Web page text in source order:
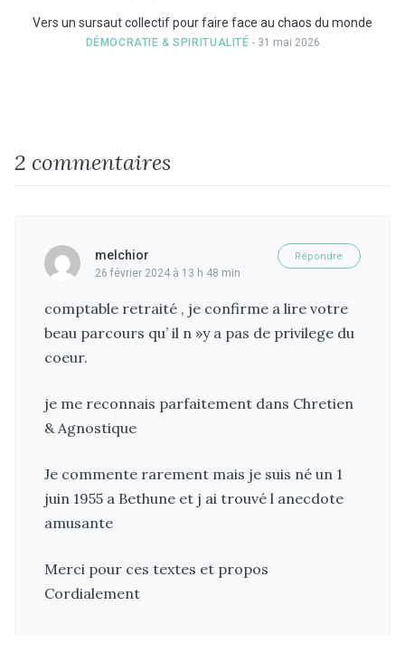
Vers un sursaut collectif pour faire face au chaos du monde
DÉMOCRATIE & SPIRITUALITÉ - 31 mai 2026
2 commentaires
melchior
26 février 2024 à 13 h 48 min
comptable retraité , je confirme a lire votre
beau parcours qu’ il n »y a pas de privilege du
coeur.
je me reconnais parfaitement dans Chretien
& Agnostique
Je commente rarement mais je suis né un 1
juin 1955 a Bethune et j ai trouvé l anecdote
amusante
Merci pour ces textes et propos
Cordialement
Répondre